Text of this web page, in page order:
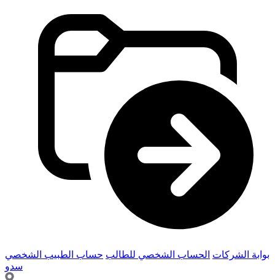
بوابة الشركات الحساب الشخصي للطالب حساب الطبيب الشخصي
سدو